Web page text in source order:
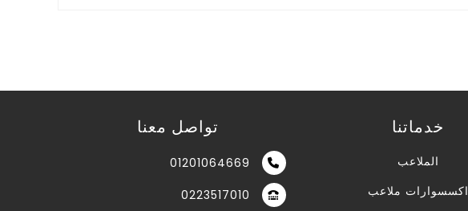
تواصل معنا خدماتنا
الملاعب
اكسسوارات ملاعب